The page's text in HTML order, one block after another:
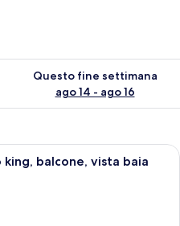
ago 10
Questo fine settimana
ago 14 - ago 16
la disponibilità per
un piccolo tavolino e vista sulla
Una camera d'albergo con un
balcone, vista baia